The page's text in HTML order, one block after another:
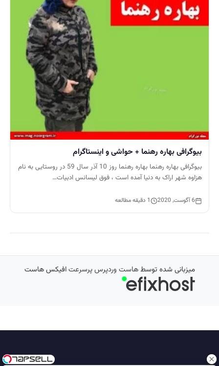
بیوگرافی بهاره رهنما + حواشی و اینستاگرام
بیوگرافی بهاره رهنما بهاره رهنما روز 10 آذر سال 59 در روستایی به نام
هزاوه شهر اراک به دنیا آمده است ، فوق لیسانس ادبیات…
6 آگوست, 2020 1 دقیقه مطالعه
میزبانی شده توسطهاست وردپرس پرسرعتافیکس هاست